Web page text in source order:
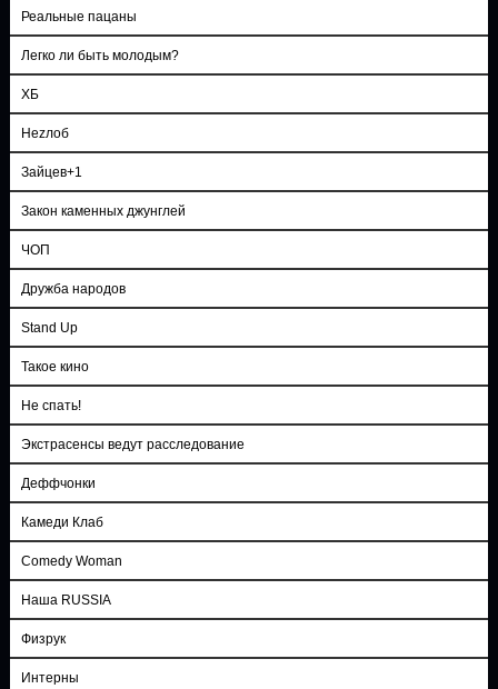
Реальные пацаны
Легко ли быть молодым?
ХБ
Неzлоб
Зайцев+1
Закон каменных джунглей
ЧОП
Дружба народов
Stand Up
Такое кино
Не спать!
Экстрасенсы ведут расследование
Деффчонки
Камеди Клаб
Comedy Woman
Наша RUSSIA
Физрук
Интерны